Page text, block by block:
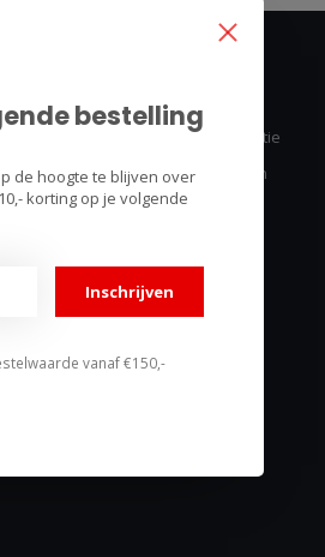
Account informatie
Mijn bestellingen
Mijn tickets
Alle producten
bestelling
de hoogte te blijven over
korting op je volgende
Inschrijven
vanaf €150,-